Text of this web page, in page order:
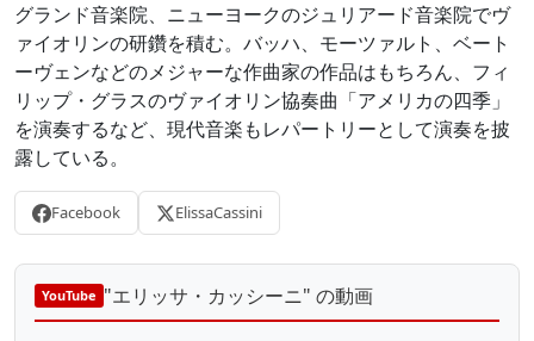
グランド音楽院、ニューヨークのジュリアード音楽院でヴ
ァイオリンの研鑽を積む。バッハ、モーツァルト、ベート
ーヴェンなどのメジャーな作曲家の作品はもちろん、フィ
リップ・グラスのヴァイオリン協奏曲「アメリカの四季」
を演奏するなど、現代音楽もレパートリーとして演奏を披
露している。
Facebook ElissaCassini
YouTube "エリッサ・カッシーニ" の動画